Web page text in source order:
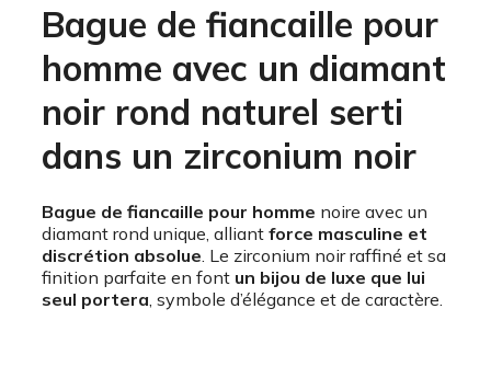
Bague de fiancaille pour
homme avec un diamant
noir rond naturel serti
dans un zirconium noir
Bague de fiancaille pour homme noire avec un
diamant rond unique, alliant force masculine et
discrétion absolue. Le zirconium noir raffiné et sa
finition parfaite en font un bijou de luxe que lui
seul portera, symbole d’élégance et de caractère.